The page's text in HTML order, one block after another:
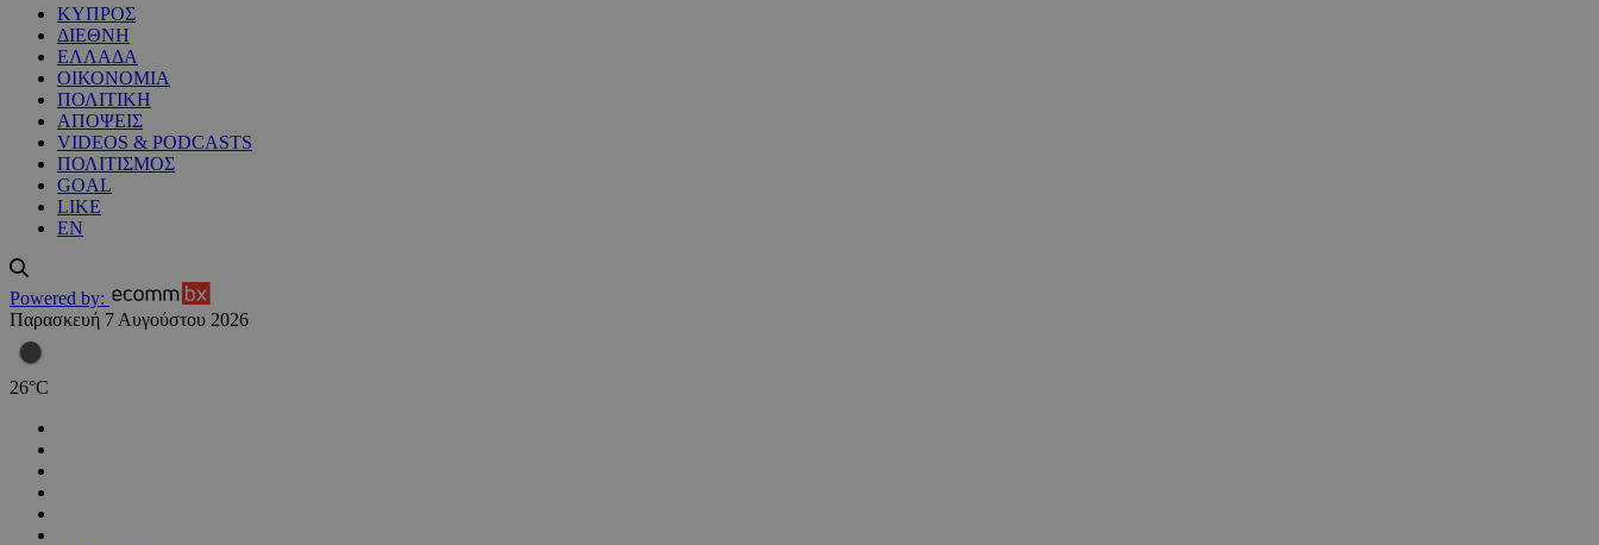
ΚΥΠΡΟΣ
ΔΙΕΘΝΗ
ΕΛΛΑΔΑ
ΟΙΚΟΝΟΜΙΑ
ΠΟΛΙΤΙΚΗ
ΑΠΟΨΕΙΣ
VIDEOS & PODCASTS
ΠΟΛΙΤΙΣΜΟΣ
GOAL
LIKE
EN
Powered by:
Παρασκευή 7 Αυγούστου 2026
26°C